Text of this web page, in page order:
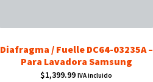
Diafragma / Fuelle DC64-03235A –
Para Lavadora Samsung
$1,399.99 IVA incluido